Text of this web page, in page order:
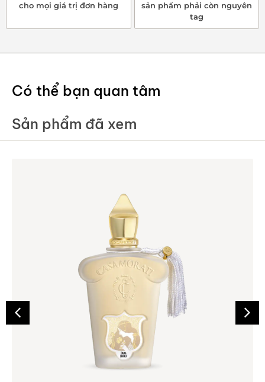
cho mọi giá trị đơn hàng
sản phẩm phải còn nguyên
tag
Có thể bạn quan tâm
Sản phẩm đã xem